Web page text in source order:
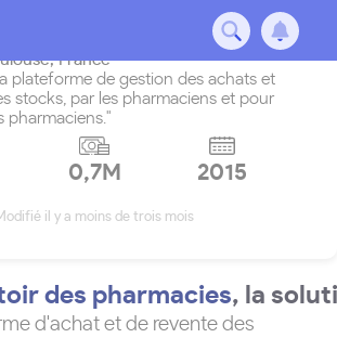
comptoir des pharmacies
,France
plateforme de gestion des achats et
stocks, par les pharmaciens et pour
pharmaciens."
0,7M 2015
il y a moins de trois mois
des pharmacies, la
d'achat et de revente des